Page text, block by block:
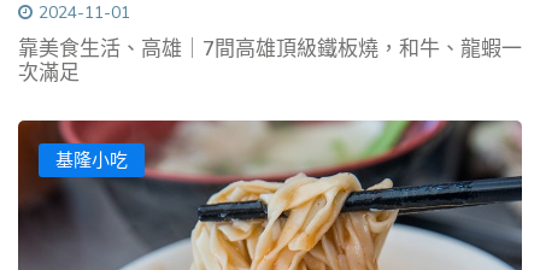
2024-11-01
靠美食生活、高雄｜7間高雄頂級鐵板燒，和牛、龍蝦一
次滿足
基隆小吃